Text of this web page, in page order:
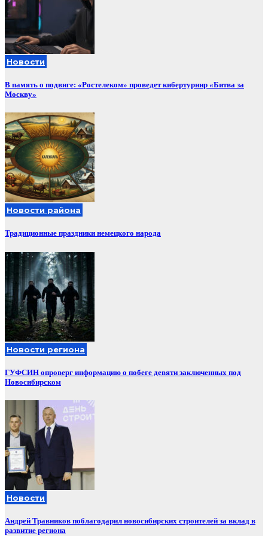
Новости
В память о подвиге: «Ростелеком» проведет кибертурнир «Битва за
Москву»
Новости района
Традиционные праздники немецкого народа
Новости региона
ГУФСИН опроверг информацию о побеге девяти заключенных под
Новосибирском
Новости
Андрей Травников поблагодарил новосибирских строителей за вклад в
развитие региона